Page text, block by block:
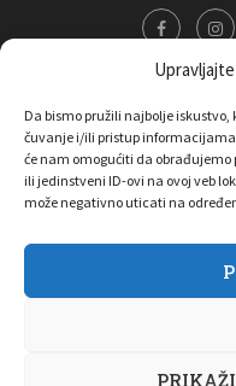
Da bismo pružili najbolje
čuvanje i/ili pristup
će nam omogućiti da obrađujemo
ili jedinstveni ID-ovi na ovoj veb
može negativno uticati na
O nama Marketing
Pravila